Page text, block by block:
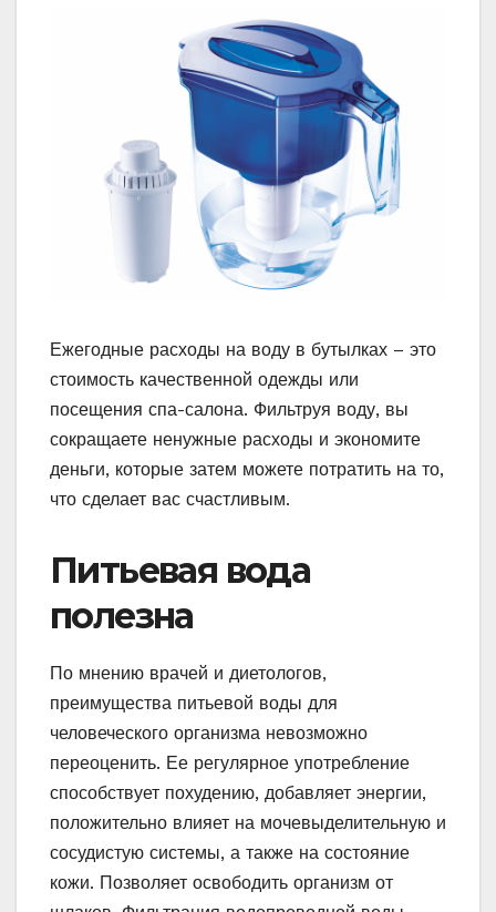
Ежегодные расходы на воду в бутылках – это
стоимость качественной одежды или
посещения спа-салона. Фильтруя воду, вы
сокращаете ненужные расходы и экономите
деньги, которые затем можете потратить на то,
что сделает вас счастливым.
Питьевая вода
полезна
По мнению врачей и диетологов,
преимущества питьевой воды для
человеческого организма невозможно
переоценить. Ее регулярное употребление
способствует похудению, добавляет энергии,
положительно влияет на мочевыделительную и
сосудистую системы, а также на состояние
кожи. Позволяет освободить организм от